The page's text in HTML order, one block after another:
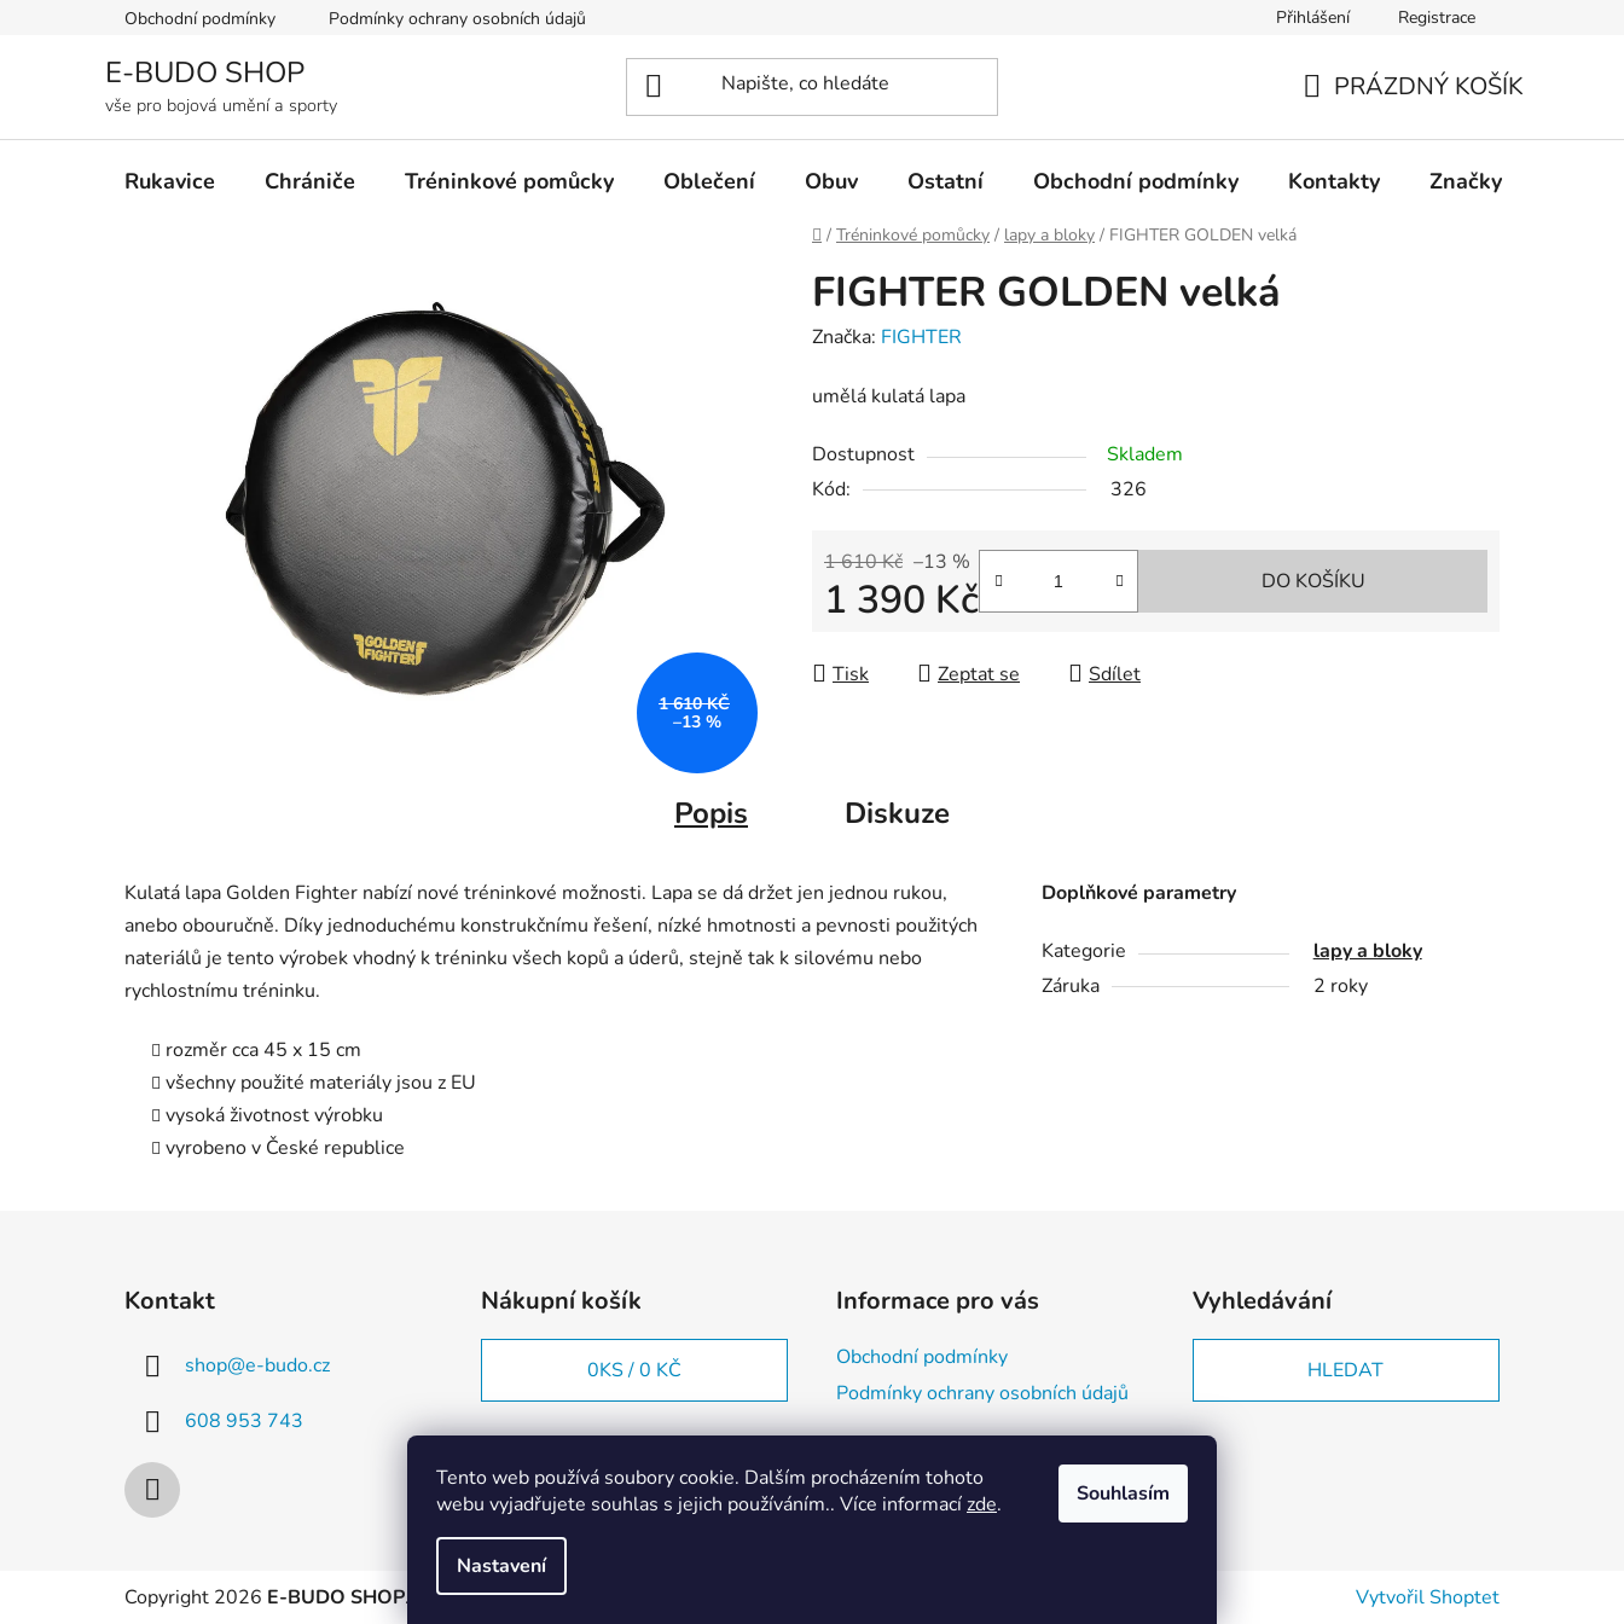
Tento web používá soubory cookie. Dalším procházením tohoto
webu vyjadřujete souhlas s jejich používáním.. Více informacízde.
Nastavení
Souhlasím
Obchodní podmínky Podmínky ochrany osobních údajů Přihlášení Registrace
E-BUDO SHOP
vše pro bojová umění a sporty
KOŠÍK
PRÁZDNÝ KOŠÍK
Rukavice Chrániče Tréninkové pomůcky Oblečení Obuv Ostatní Obchodní podmínky Kontakty Značky
Domů
/ Tréninkové pomůcky / lapy a bloky / FIGHTER GOLDEN velká
FIGHTER GOLDEN velká
Značka: FIGHTER
umělá kulatá lapa
Dostupnost
Skladem
Kód:
326
1 610 Kč –13 %
1 390 Kč DO KOŠÍKU
Tisk Zeptat se Sdílet
1 610 KČ
–13 %
Popis Diskuze
Kulatá lapa Golden Fighter nabízí nové tréninkové možnosti. Lapa se dá držet jen jednou rukou,
anebo obouručně. Díky jednoduchému konstrukčnímu řešení, nízké hmotnosti a pevnosti použitých
nateriálů je tento výrobek vhodný k tréninku všech kopů a úderů, stejně tak k silovému nebo
rychlostnímu tréninku.
rozměr cca 45 x 15 cm
všechny použité materiály jsou z EU
vysoká životnost výrobku
vyrobeno v České republice
Doplňkové parametry
Kategorie
lapy a bloky
Záruka
2 roky
Kontakt
shop@e-budo.cz
608 953 743
Nákupní košík
0KS /0 KČ
Informace pro vás
Obchodní podmínky
Podmínky ochrany osobních údajů
Vyhledávání
HLEDAT
Vytvořil Shoptet
Copyright 2026 E-BUDO SHOP. Všechna práva vyhrazena.